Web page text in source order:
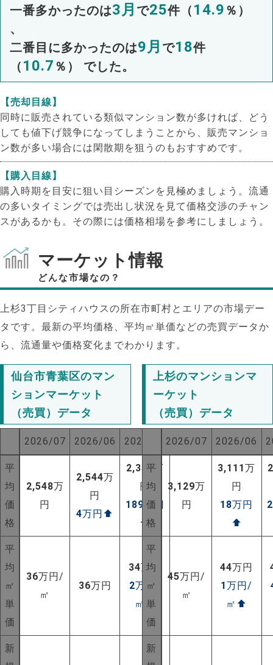
一番多かったのは3月 で25件（ 14.9 ％）
、
二番目に多かったのは9月 で18件
（ 10.7 ％） でした。
【売却目線】
同時に販売されている類似マンション数が多ければ、どう
しても値下げ競争になってしまうことから、販売マンショ
ン数が多い場合には閑散期を狙うのもおすすめです。
【購入目線】
購入時期を目安に狙い目シーズンを見極めましょう。流通
の多いタイミングでは売出し状況を見て価格交渉のチャン
スがあるかも。その際には価格相場を参考にしましょう。
マーケット情報
どんな市場なの？
上杉3丁目シティハウスの所在市町村とエリアの市場デー
タです。最新の平均価格、平均㎡単価などの売買データか
ら、流通量や価格変化までわかります。
仙台市青葉区のマン
ションマーケット
（売買）データ
2026/07 2026/06 2025/07
平
均
価
格
2,548万
円
2,544万
円
4万円 ⬆
2,359万
円
189 万円
⬆
平
均
㎡
単
価
36万円/
㎡
36万円
34万円
2万円/
㎡ ⬆
新
上杉のマンションマ
ーケット
（売買）データ
2026/07 2026/06
平
均
価
格
3,129万
円
3,111万
円
18万円
⬆
平
均
㎡
単
価
45万円/
㎡
44万円
1万円/
㎡ ⬆
新